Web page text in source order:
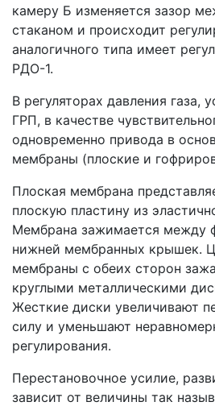
камеру Б изменяется зазор
стаканом и происходит
аналогичного типа имеет
РДО-1.
В регуляторах давления газа,
ГРП, в качестве
одновременно привода в
мембраны (плоские и
Плоская мембрана
плоскую пластину из
Мембрана зажимается между
нижней мембранных крышек.
мембраны с обеих сторон
круглыми металлическими
Жесткие диски увеличивают
силу и уменьшают
регулирования.
Перестановочное усилие,
зависит от величины так